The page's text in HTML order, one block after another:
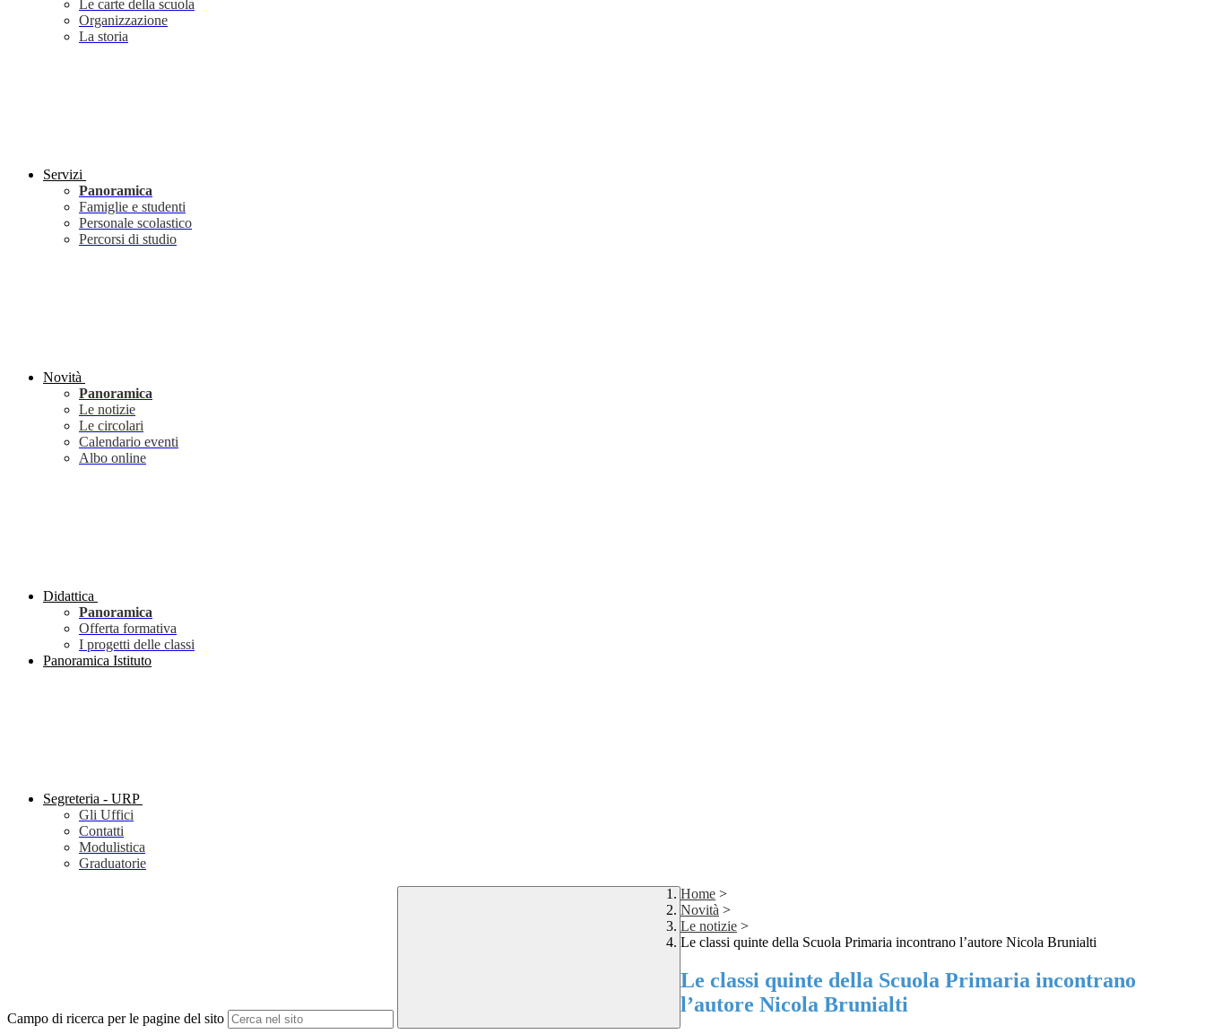
Le carte della scuola
Organizzazione
La storia
Servizi
Panoramica
Famiglie e studenti
Personale scolastico
Percorsi di studio
Novità
Panoramica
Le notizie
Le circolari
Calendario eventi
Albo online
Didattica
Panoramica
Offerta formativa
I progetti delle classi
Panoramica Istituto
Segreteria - URP
Gli Uffici
Contatti
Modulistica
Graduatorie
Campo di ricerca per le pagine del sito
Home >
Novità >
Le notizie >
Le classi quinte della Scuola Primaria incontrano l’autore Nicola Brunialti
Le classi quinte della Scuola Primaria incontrano
l’autore Nicola Brunialti